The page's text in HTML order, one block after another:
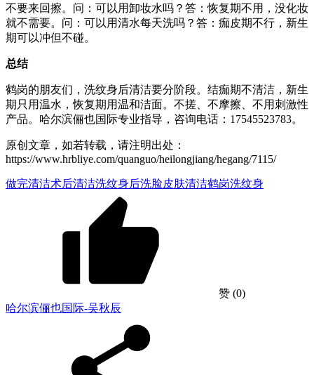
不要来回擦。问：可以用卸妆水吗？答：恢复期不用，没化妆
就不需要。问：可以用清水每天洗吗？答：痂皮期不行，新生
期可以冲但不碰。
总结
鹤岗的朋友们，洗纹身后清洁要分阶段。结痂期不清洁，新生
期只用温水，恢复期用温和洁面。不搓、不摩擦、不用刺激性
产品。哈尔滨俪也国际专业指导，咨询电话：17545523783。
原创文章，如若转载，请注明出处：
https://www.hrbliye.com/quanguo/heilongjiang/hegang/7115/
做完清洁术后清洁洗纹身后洗脸皮肤清洁鹤岗洗纹身
赞 (0)
哈尔滨俪也国际-吴秋辰